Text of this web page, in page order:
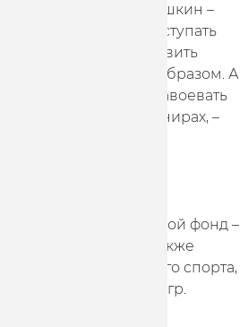
Евгений Коротышкин –
сложнее выступать
постараюсь представить
лучшим образом. А
в шоу «Титаны» завоевать
на спортивных турнирах, –
анонсировали призовой фонд –
для победителя. Также
легенд российского спорта,
Олимпийских игр.